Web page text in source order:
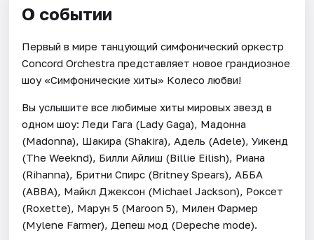
О событии
Первый в мире танцующий симфонический оркестр
Concord Orchestra представляет новое грандиозное
шоу «Симфонические хиты» Колесо любви!
Вы услышите все любимые хиты мировых звезд в
одном шоу: Леди Гага (Lady Gaga), Мадонна
(Madonna), Шакира (Shakira), Адель (Adele), Уикенд
(The Weeknd), Билли Айлиш (Billie Eilish), Риана
(Rihanna), Бритни Спирс (Britney Spears), АББА
(ABBA), Майкл Джексон (Michael Jackson), Роксет
(Roxette), Марун 5 (Maroon 5), Милен Фармер
(Mylene Farmer), Депеш мод (Depeche mode).